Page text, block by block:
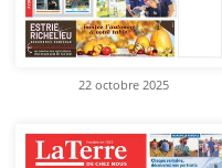
22 octobre 2025